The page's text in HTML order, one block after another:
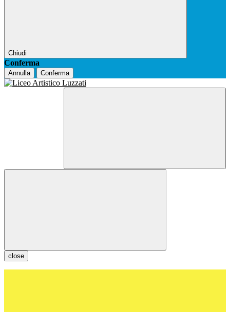
Chiudi
Conferma
Annulla Conferma
close